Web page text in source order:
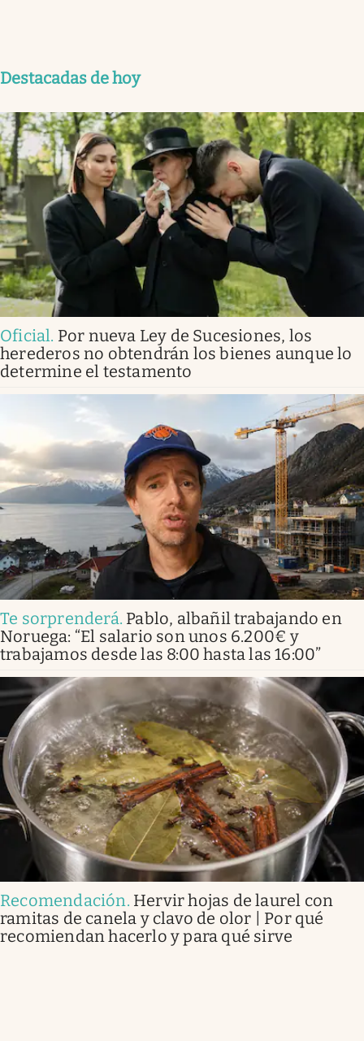
Destacadas de hoy
Oficial. Por nueva Ley de Sucesiones, los
herederos no obtendrán los bienes aunque lo
determine el testamento
Te sorprenderá. Pablo, albañil trabajando en
Noruega: “El salario son unos 6.200€ y
trabajamos desde las 8:00 hasta las 16:00”
Recomendación. Hervir hojas de laurel con
ramitas de canela y clavo de olor | Por qué
recomiendan hacerlo y para qué sirve